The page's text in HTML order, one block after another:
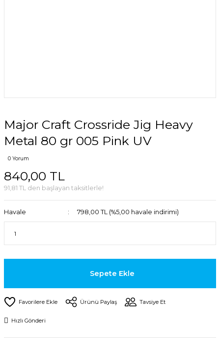
Major Craft Crossride Jig Heavy
Metal 80 gr 005 Pink UV
0 Yorum
840,00 TL
91,81 TL den başlayan taksitlerle!
Havale 798,00 TL (%5,00 havale indirimi)
Sepete Ekle
Ürünü Paylaş Tavsiye Et
Hızlı Gönderi